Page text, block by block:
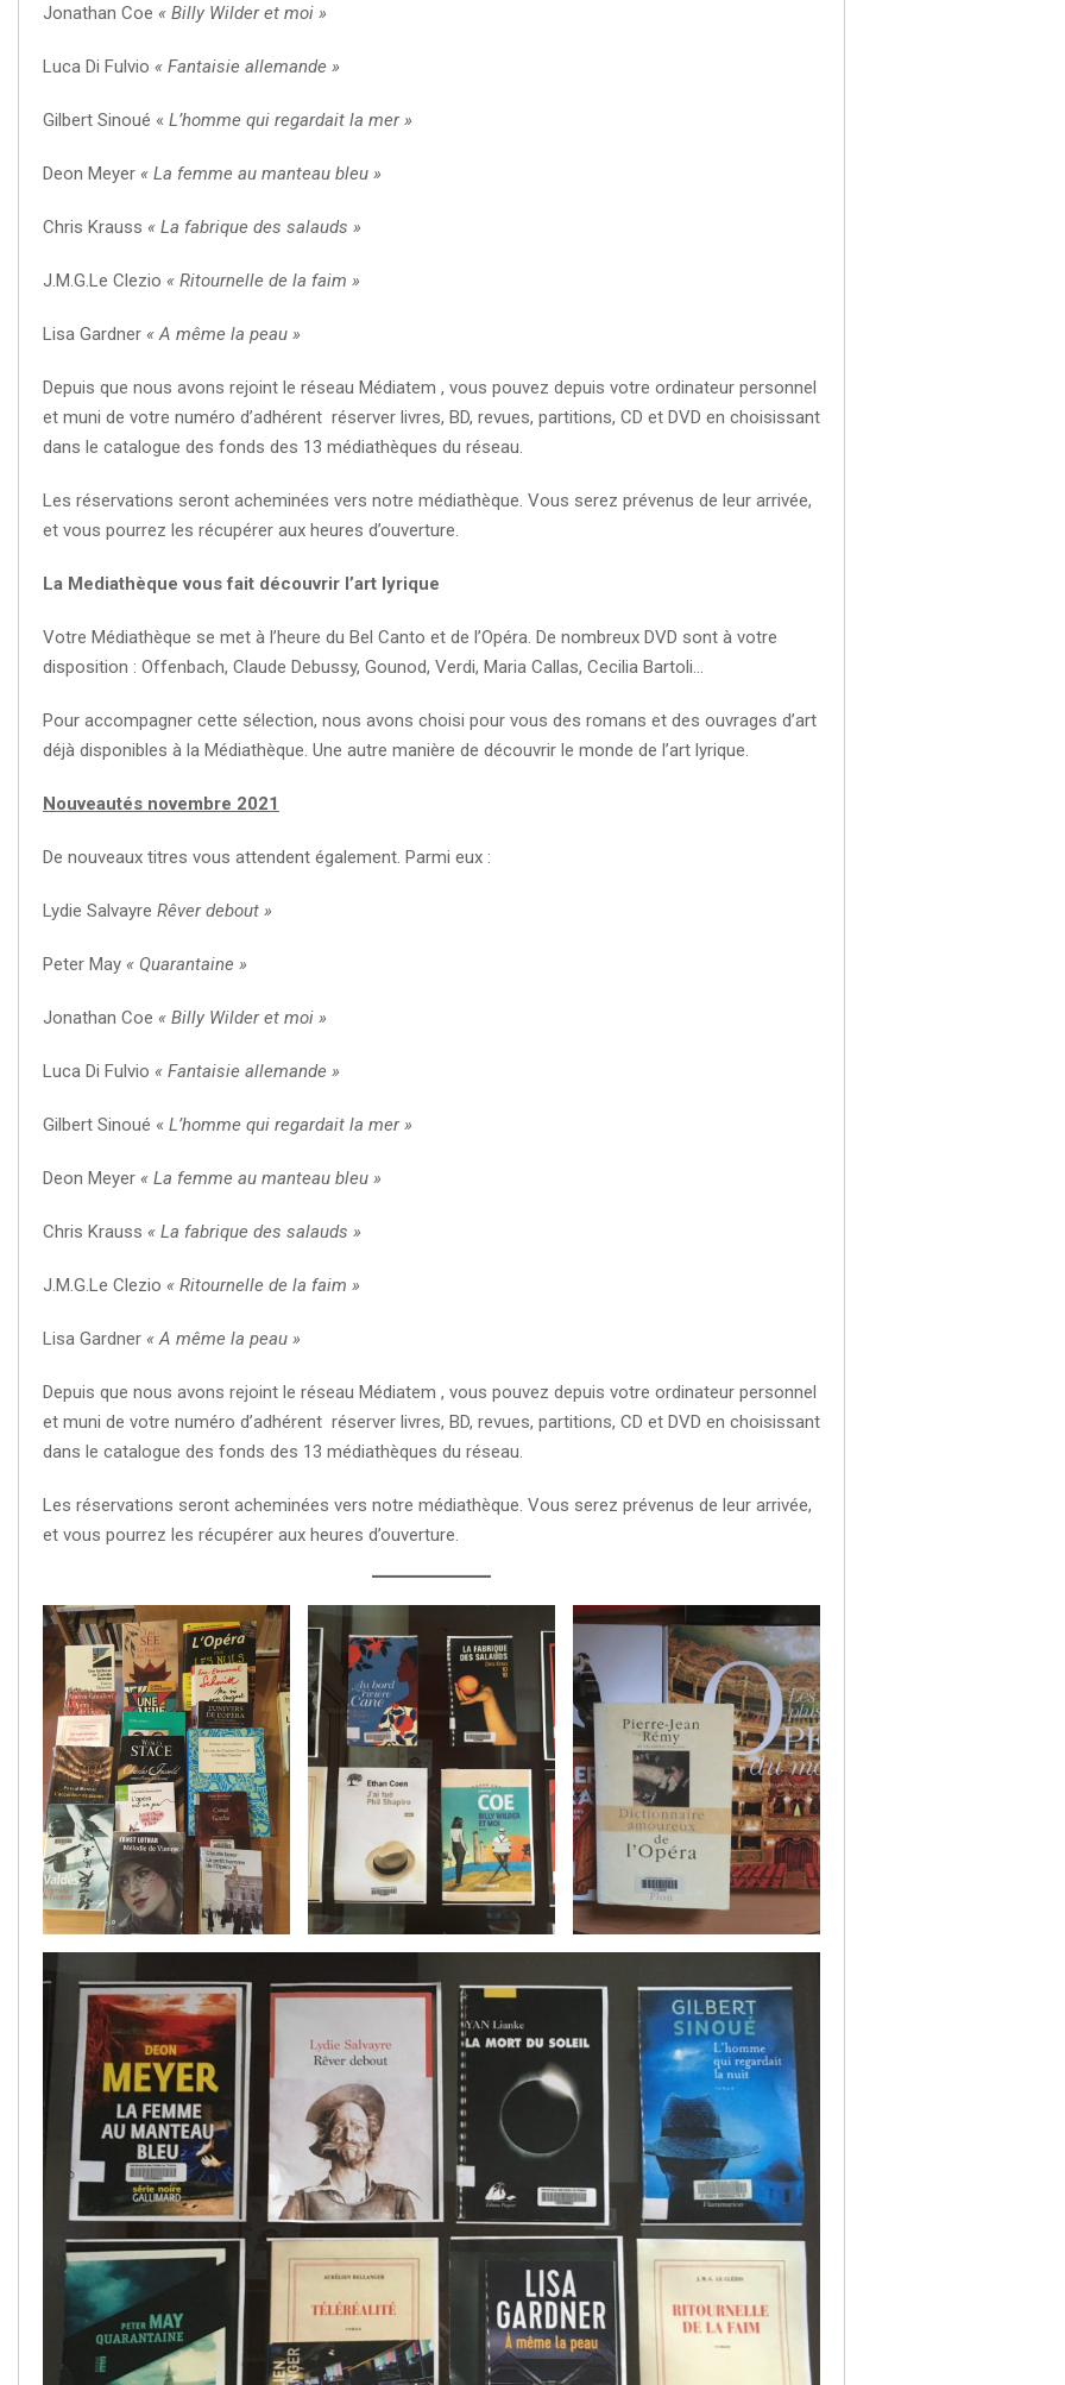
Jonathan Coe « Billy Wilder et moi »
Luca Di Fulvio « Fantaisie allemande »
Gilbert Sinoué « L’homme qui regardait la mer »
Deon Meyer « La femme au manteau bleu »
Chris Krauss « La fabrique des salauds »
J.M.G.Le Clezio « Ritournelle de la faim »
Lisa Gardner « A même la peau »
Depuis que nous avons rejoint le réseau Médiatem , vous pouvez depuis votre ordinateur personnel
et muni de votre numéro d’adhérent réserver livres, BD, revues, partitions, CD et DVD en choisissant
dans le catalogue des fonds des 13 médiathèques du réseau.
Les réservations seront acheminées vers notre médiathèque. Vous serez prévenus de leur arrivée,
et vous pourrez les récupérer aux heures d’ouverture.
La Mediathèque vous fait découvrir l’art lyrique
Votre Médiathèque se met à l’heure du Bel Canto et de l’Opéra. De nombreux DVD sont à votre
disposition : Offenbach, Claude Debussy, Gounod, Verdi, Maria Callas, Cecilia Bartoli…
Pour accompagner cette sélection, nous avons choisi pour vous des romans et des ouvrages d’art
déjà disponibles à la Médiathèque. Une autre manière de découvrir le monde de l’art lyrique.
Nouveautés novembre 2021
De nouveaux titres vous attendent également. Parmi eux :
Lydie SalvayreRêver debout »
Peter May « Quarantaine »
Jonathan Coe « Billy Wilder et moi »
Luca Di Fulvio « Fantaisie allemande »
Gilbert Sinoué « L’homme qui regardait la mer »
Deon Meyer « La femme au manteau bleu »
Chris Krauss « La fabrique des salauds »
J.M.G.Le Clezio « Ritournelle de la faim »
Lisa Gardner « A même la peau »
Depuis que nous avons rejoint le réseau Médiatem , vous pouvez depuis votre ordinateur personnel
et muni de votre numéro d’adhérent réserver livres, BD, revues, partitions, CD et DVD en choisissant
dans le catalogue des fonds des 13 médiathèques du réseau.
Les réservations seront acheminées vers notre médiathèque. Vous serez prévenus de leur arrivée,
et vous pourrez les récupérer aux heures d’ouverture.